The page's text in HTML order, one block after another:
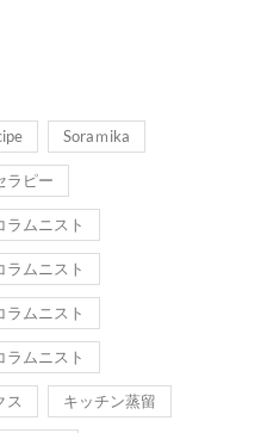
Soraｍika
ラピー
ラムニスト
ラムニスト
ラムニスト
ラムニスト
ス キッチン蒸留